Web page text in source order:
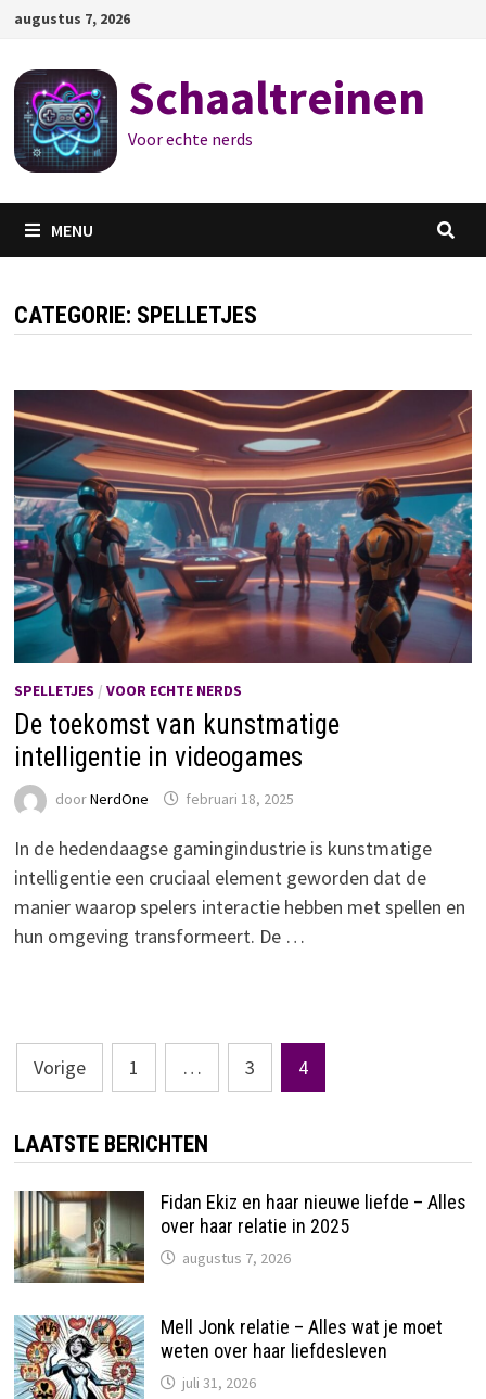
Ga
de
inhoud
augustus 7, 2026
Schaaltreinen
Voor echte nerds
MENU
CATEGORIE: SPELLETJES
SPELLETJES / VOOR ECHTE NERDS
De toekomst van kunstmatige
intelligentie in videogames
doorNerdOne februari 18, 2025
In de hedendaagse gamingindustrie is kunstmatige
intelligentie een cruciaal element geworden dat de
manier waarop spelers interactie hebben met spellen en
hun omgeving transformeert. De …
Berichten
paginering
Vorige 1 … 3 4
LAATSTE BERICHTEN
Fidan Ekiz en haar nieuwe liefde – Alles
over haar relatie in 2025
augustus 7, 2026
Mell Jonk relatie – Alles wat je moet
weten over haar liefdesleven
juli 31, 2026